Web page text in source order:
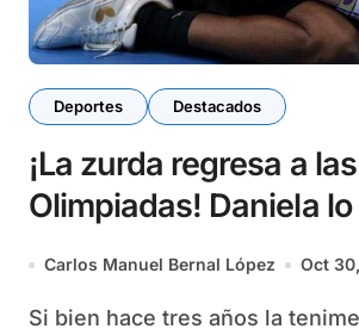
Deportes Destacados
¡La zurda regresa a las
Olimpiadas! Daniela
nuevo
Carlos Manuel Bernal López Oct
Si bien hace tres años la tenimesista Daniela